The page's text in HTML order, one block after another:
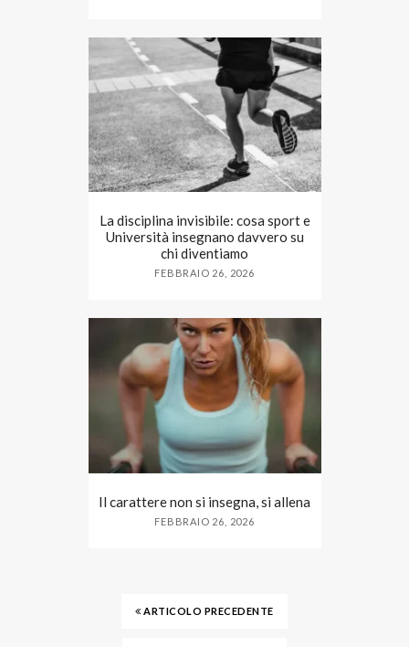
La disciplina invisibile: cosa sport e
Università insegnano davvero su
chi diventiamo
FEBBRAIO 26, 2026
Il carattere non si insegna, si allena
FEBBRAIO 26, 2026
ARTICOLO PRECEDENTE